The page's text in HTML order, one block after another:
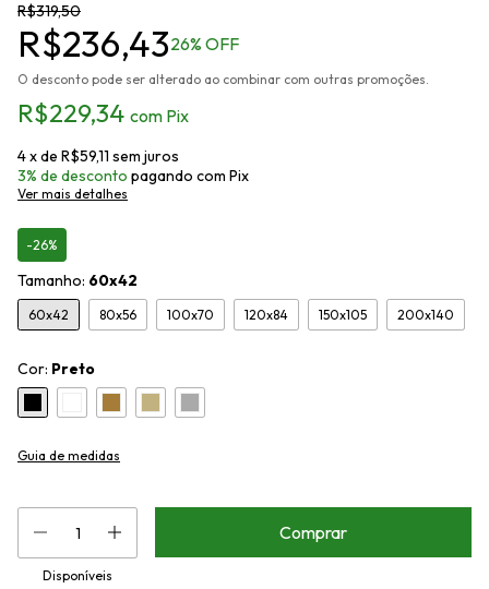
R$319,50
R$236,4326% OFF
O desconto pode ser alterado ao combinar com outras promoções.
R$229,34 com Pix
4x de R$59,11 sem juros
3% de desconto pagando com Pix
Ver mais detalhes
-26%
Tamanho: 60x42
60x42 80x56 100x70 120x84 150x105 200x140
Cor: Preto
Guia de medidas
Disponíveis